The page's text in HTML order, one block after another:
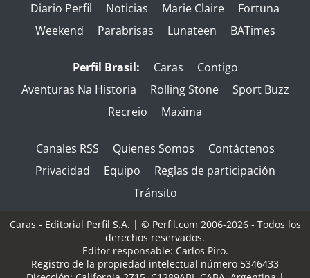
Diario Perfil Noticias Marie Claire
Fortuna
Weekend
Parabrisas Lunateen BATimes
Perfil Brasil: Caras
Contigo
Aventuras Na Historia
Rolling Stone
Sport Buzz
Recreio
Maxima
Canales RSS Quienes Somos
Contáctenos
Privacidad
Equipo
Reglas de participación
Tránsito
Caras - Editorial Perfil S.A. | © Perfil.com 2006-2026 - Todos los
derechos reservados.
Editor responsable: Carlos Piro.
Registro de la propiedad intelectual número 5346433